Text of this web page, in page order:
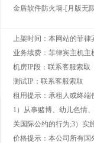
金盾软件防火墙-[月版无
上架时间：本网站的菲律
业务续费：菲律宾主机
机房IP段：联系客服索取
测试IP：联系客服索取
租用提示：承租人或终端
1）从事赌博、幼儿色情
关国际公约的行为;3）实
价格提示：本公司所有国